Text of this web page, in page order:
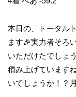
本日の、トータル
ます🎉実力者そろ
いただけたでしょ
積み上げています
いでしょうか！？